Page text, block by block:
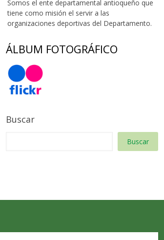
Somos el ente departamental antioqueño que
tiene como misión el servir a las
organizaciones deportivas del Departamento.
ÁLBUM FOTOGRÁFICO
Buscar
Buscar